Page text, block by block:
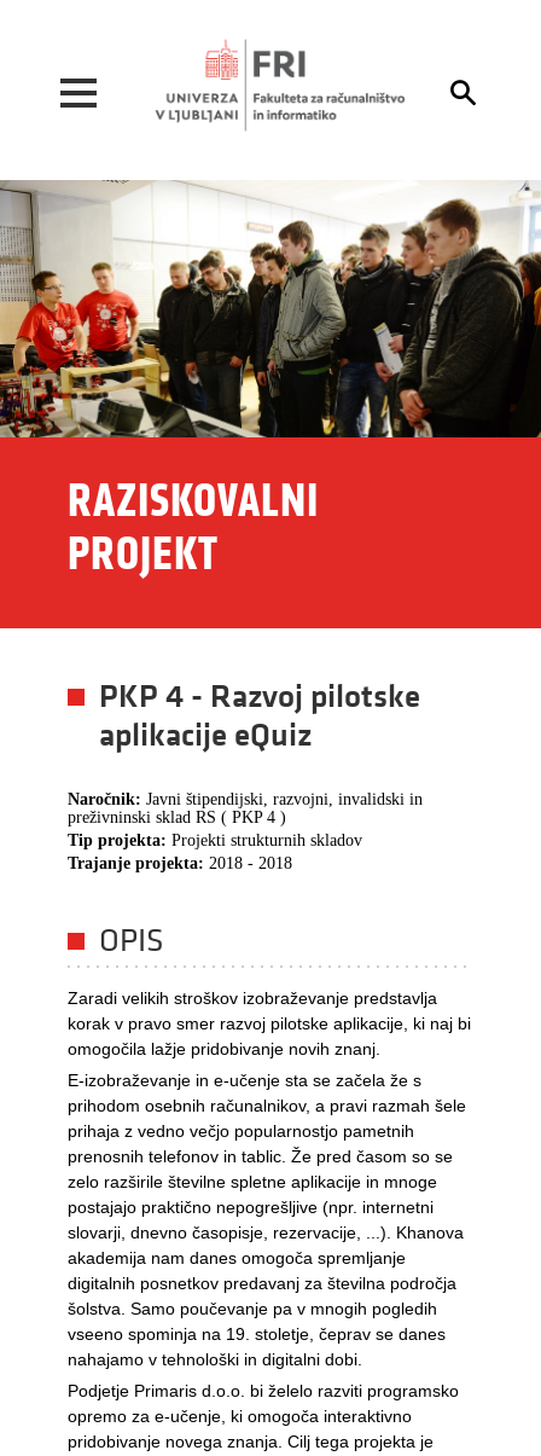

RAZISKOVALNI
PROJEKT
PKP 4 - Razvoj pilotske
aplikacije eQuiz
Naročnik: Javni štipendijski, razvojni, invalidski in
preživninski sklad RS ( PKP 4 )
Tip projekta: Projekti strukturnih skladov
Trajanje projekta: 2018 - 2018
OPIS
Zaradi velikih stroškov izobraževanje predstavlja
korak v pravo smer razvoj pilotske aplikacije, ki naj bi
omogočila lažje pridobivanje novih znanj.
E-izobraževanje in e-učenje sta se začela že s
prihodom osebnih računalnikov, a pravi razmah šele
prihaja z vedno večjo popularnostjo pametnih
prenosnih telefonov in tablic. Že pred časom so se
zelo razširile številne spletne aplikacije in mnoge
postajajo praktično nepogrešljive (npr. internetni
slovarji, dnevno časopisje, rezervacije, ...). Khanova
akademija nam danes omogoča spremljanje
digitalnih posnetkov predavanj za številna področja
šolstva. Samo poučevanje pa v mnogih pogledih
vseeno spominja na 19. stoletje, čeprav se danes
nahajamo v tehnološki in digitalni dobi.
Podjetje Primaris d.o.o. bi želelo razviti programsko
opremo za e-učenje, ki omogoča interaktivno
pridobivanje novega znanja. Cilj tega projekta je